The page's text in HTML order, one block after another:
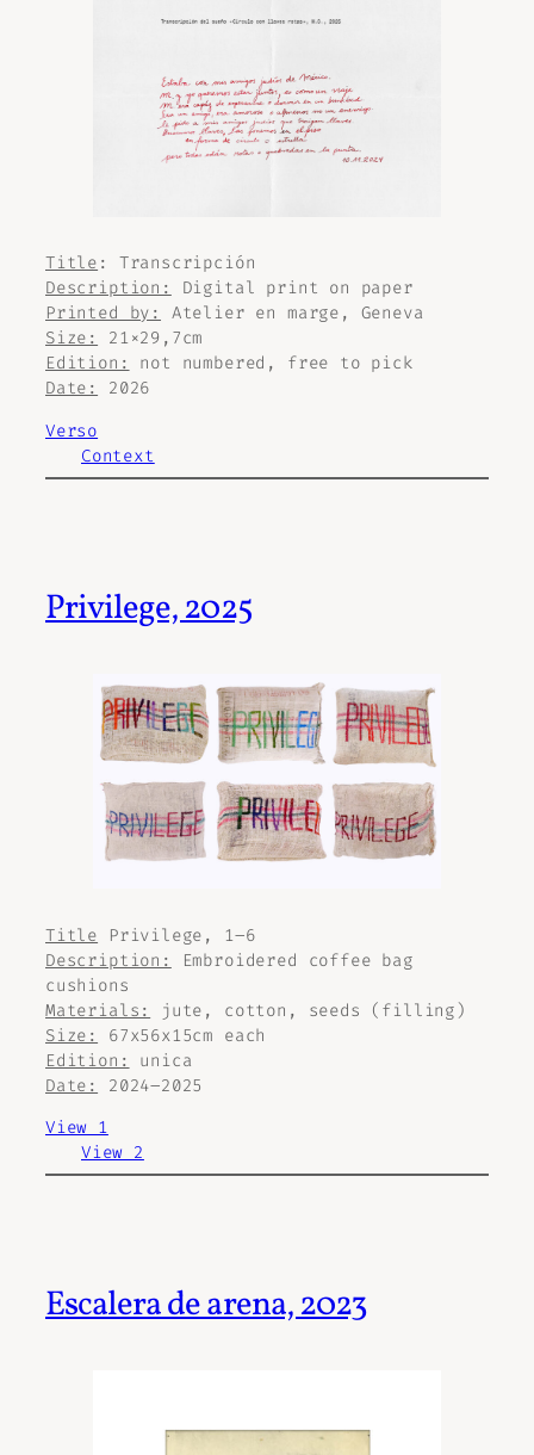
Title : Transcripción
Description:
Digital print on paper
Printed by:
Atelier en marge, Geneva
Size:
21×29,7cm
Edition:
not numbered, free to pick
Date:
2026
Verso
Context
Privilege, 2025
Title Privilege, 1–6
Description:
Embroidered coffee bag
cushions
Materials:
jute, cotton, seeds (filling)
Size:
67x56x15cm each
Edition:
unica
Date:
2024–2025
View 1
View 2
Escalera de arena, 2023